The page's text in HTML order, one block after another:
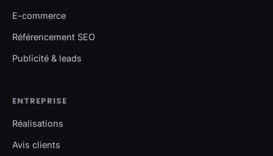
E-commerce
Référencement SEO
Publicité & leads
ENTREPRISE
Réalisations
Avis clients